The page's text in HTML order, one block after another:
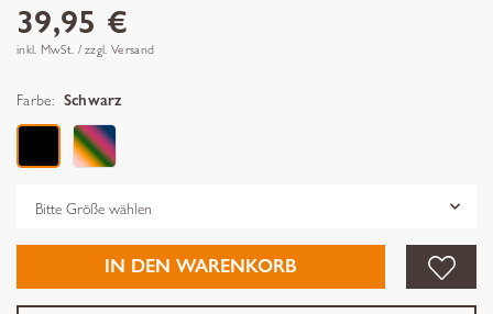
39,95 €
inkl. MwSt. / zzgl. Versand
Farbe: Schwarz
IN DEN WARENKORB